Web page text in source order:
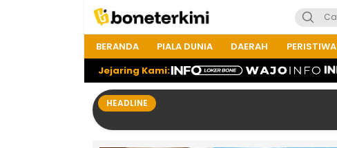
BERANDA PIALA DUNIA DAERAH PERISTIWA
Jejaring Kami:
HEADLINE